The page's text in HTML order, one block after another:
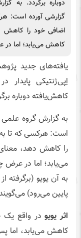
دوباره برگردد. به
گزارشی آورده است:
اضافی خود را کاهش
کاهش می‌یابد؛ اما
یافته‌های جدید
اِپی‌ژنتیکی
کاهش‌یافته دوباره
به گزارش گروه علمی
است: هرکسی که تا
را کاهش دهد،
می‌یابد؛ اما در عرض
به آن یویو (برگرفته
پایین می‌رود)
اثر یویو در واقع
کاهش می‌یابد، اما